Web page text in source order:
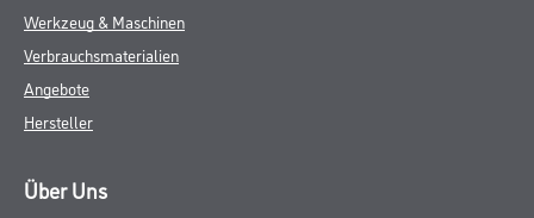
Werkzeug & Maschinen
Verbrauchsmaterialien
Angebote
Hersteller
Über Uns